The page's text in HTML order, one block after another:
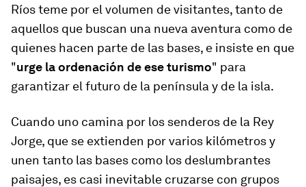
Ríos teme por el volumen de visitantes, tanto de
aquellos que buscan una nueva aventura como de
quienes hacen parte de las bases, e insiste en que
"urge la ordenación de ese turismo" para
garantizar el futuro de la península y de la isla.
Cuando uno camina por los senderos de la Rey
Jorge, que se extienden por varios kilómetros y
unen tanto las bases como los deslumbrantes
paisajes, es casi inevitable cruzarse con grupos